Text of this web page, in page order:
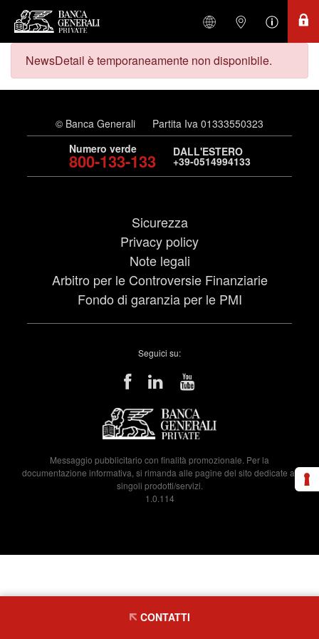
NewsDetail è temporaneamente non disponibile.
© Banca Generali
Partita Iva 01333550323
Numero verde
800-133-133 DALL'ESTERO
+39-0514994133
Sicurezza
Privacy policy
Note legali
Arbitro per le Controversie Finanziarie
Fondo di garanzia per le PMI
Seguici su:
Messaggio pubblicitario con finalità promozionale. Per la
documentazione informativa, si rimanda alle pagine del sito dedicate ai
singoli prodotti/servizi.
1.0.114
CONTATTI